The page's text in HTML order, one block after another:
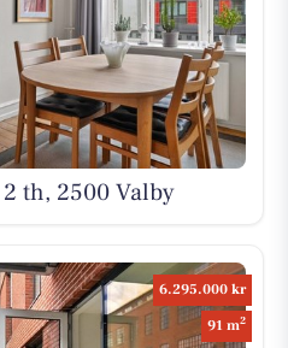
th, 2500 Valby
6.295.000 kr
91 m2